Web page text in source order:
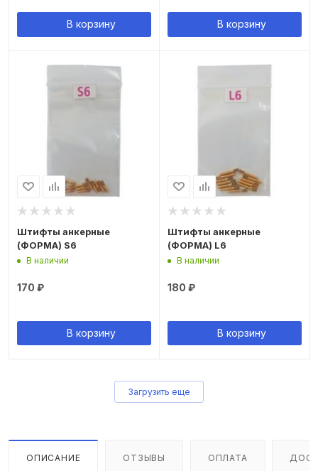
В корзину В корзину
Штифты анкерные
(ФОРМА) S6
В наличии
170 ₽
В корзину
Штифты анкерные
(ФОРМА) L6
В наличии
180 ₽
В корзину
Загрузить еще
ОПИСАНИЕ ОТЗЫВЫ ОПЛАТА